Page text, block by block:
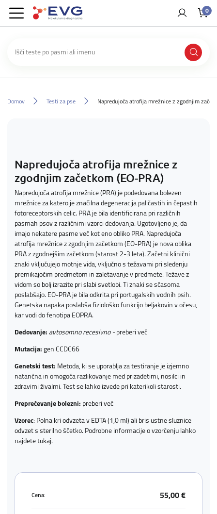
0
Domov Testi za pse Napredujoča atrofija mrežnice z zgodnjim
Napredujoča atrofija mrežnice z
zgodnjim začetkom (EO-PRA)
Napredujoča atrofija mrežnice (PRA) je podedovana bolezen
mrežnice za katero je značilna degeneracija paličastih in čepastih
fotoreceptorskih celic. PRA je bila identificirana pri različnih
pasmah psov z različnimi vzorci dedovanja. Ugotovljeno je, da
imajo nekatere pasme več kot eno obliko PRA. Napredujoča
atrofija mrežnice z zgodnjim začetkom (EO-PRA) je nova oblika
PRA z zgodnejšim začetkom (starost 2-3 leta). Začetni klinični
znaki vključujejo motnje vida, vključno s težavami pri sledenju
premikajočim predmetom in zaletavanje v predmete. Težave z
vidom so bolj izrazite pri slabi svetlobi. Ti znaki se sčasoma
poslabšajo. EO-PRA je bila odkrita pri portugalskih vodnih psih.
Genetska napaka poslabša fiziološko funkcijo beljakovin v očesu,
kar vodi do fenotipa EOPRA.
Dedovanje:avtosomno recesivno -preberi več
Mutacija:gen CCDC66
Genetski test:Metoda, ki se uporablja za testiranje je izjemno
natančna in omogoča razlikovanje med prizadetimi, nosilci in
zdravimi živalmi. Test se lahko izvede pri katerikoli starosti.
Preprečevanje bolezni:preberi več
Vzorec: Polna kri odvzeta v EDTA (1,0 ml) ali bris ustne sluznice
odvzet s sterilno ščetko. Podrobne informacije o vzorčenju lahko
najdetetukaj.
Cena: 55,00 €